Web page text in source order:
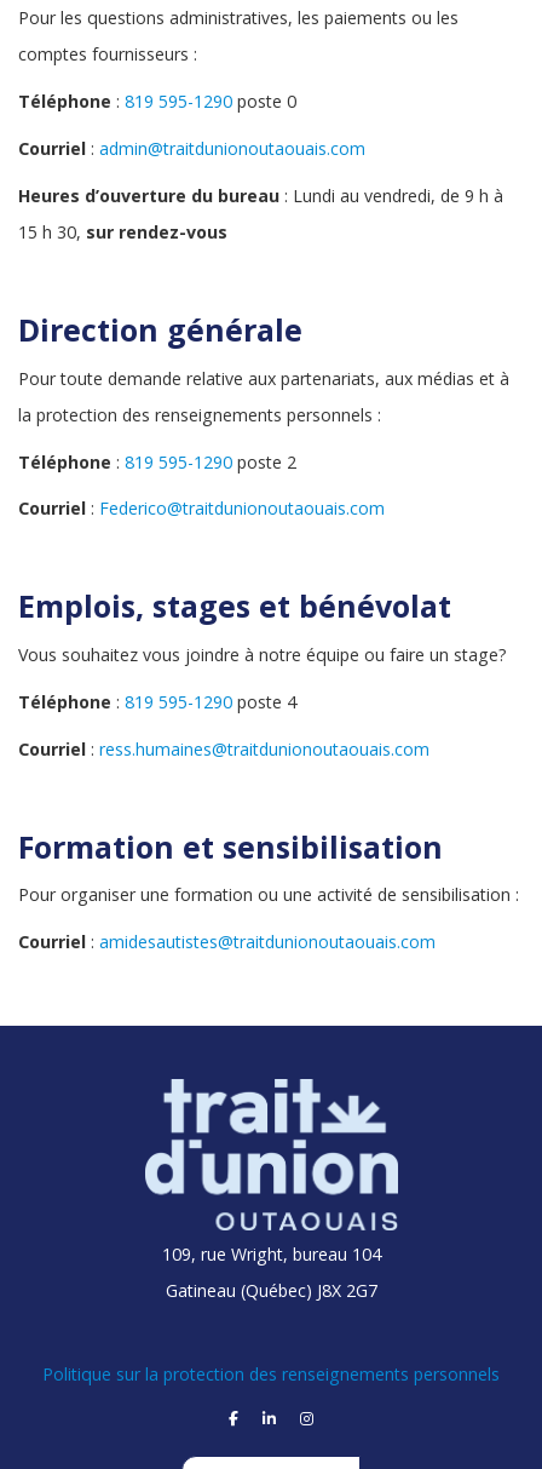
Pour les questions administratives, les paiements ou les
comptes fournisseurs :
Téléphone : 819 595-1290 poste 0
Courriel : admin@traitdunionoutaouais.com
Heures d’ouverture du bureau : Lundi au vendredi, de 9 h à
15 h 30, sur rendez-vous
Direction générale
Pour toute demande relative aux partenariats, aux médias et à
la protection des renseignements personnels :
Téléphone : 819 595-1290 poste 2
Courriel : Federico@traitdunionoutaouais.com
Emplois, stages et bénévolat
Vous souhaitez vous joindre à notre équipe ou faire un stage?
Téléphone : 819 595-1290 poste 4
Courriel : ress.humaines@traitdunionoutaouais.com
Formation et sensibilisation
Pour organiser une formation ou une activité de sensibilisation :
Courriel : amidesautistes@traitdunionoutaouais.com
109, rue Wright, bureau 104
Gatineau (Québec) J8X 2G7
Politique sur la protection des renseignements personnels
facebooklinkedininstagram